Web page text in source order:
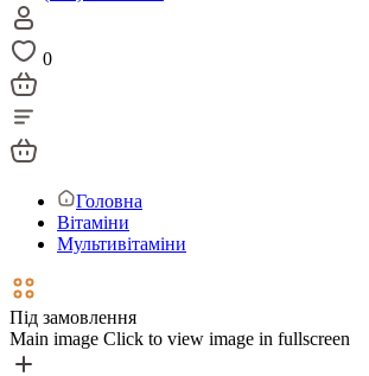
0
Головна
Вітаміни
Мультивітаміни
Під замовлення
Main image Click to view image in fullscreen